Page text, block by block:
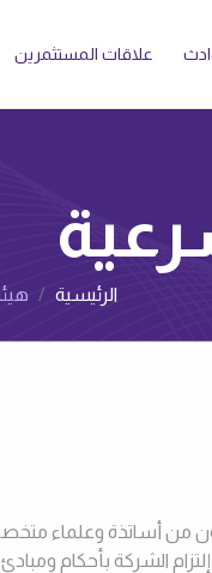
علاقات المستثمرين
الرئيسية
أساتذة وعلماء
الشركة بأحكام